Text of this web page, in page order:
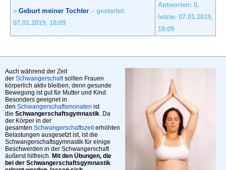
» Geburt meiner Tochter – gestartet:
07.01.2019, 18:09
Antworten: 0,
letzte: 07.01.2019,
18:09
Auch während der Zeit
der Schwangerschaftsollten Frauen
körperlich aktiv bleiben, denn gesunde
Bewegung ist gut für Mutter und Kind.
Besonders geeignet in
den Schwangerschaftsmonaten ist
die Schwangerschaftsgymnastik. Da
der Körper in der
gesamten Schwangerschaftszeiterhöhten
Belastungen ausgesetzt ist, ist die
Schwangerschaftsgymnastik für einige
Beschwerden in der Schwangerschaft
äußerst hilfreich. Mit den Übungen, die
bei der Schwangerschaftsgymnastik